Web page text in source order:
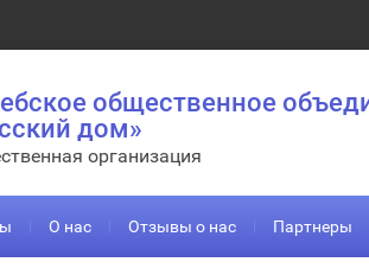
общественное
дом»
организация
О нас Отзывы о нас Партнеры